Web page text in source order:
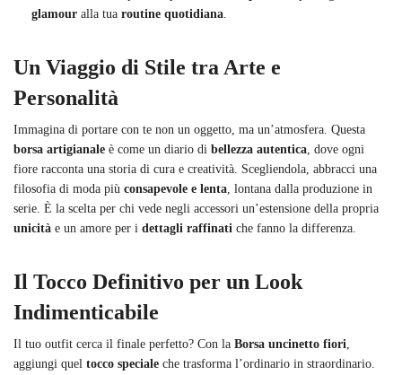
glamour alla tua routine quotidiana
Un Viaggio di Stile tra Arte e
Personalità
Immagina di portare con te non un oggetto, ma un’atmosfera. Questa
borsa artigianale è come un diario di bellezza autentica , dove ogni
fiore racconta una storia di cura e creatività. Scegliendola, abbracci una
filosofia di moda più consapevole e lenta , lontana dalla produzione in
serie. È la scelta per chi vede negli accessori un’estensione della propria
unicità e un amore per i dettagli raffinati che fanno la differenza.
Il Tocco Definitivo per un Look
Indimenticabile
Il tuo outfit cerca il finale perfetto? Con la Borsa uncinetto fiori
aggiungi quel tocco speciale che trasforma l’ordinario in straordinario.